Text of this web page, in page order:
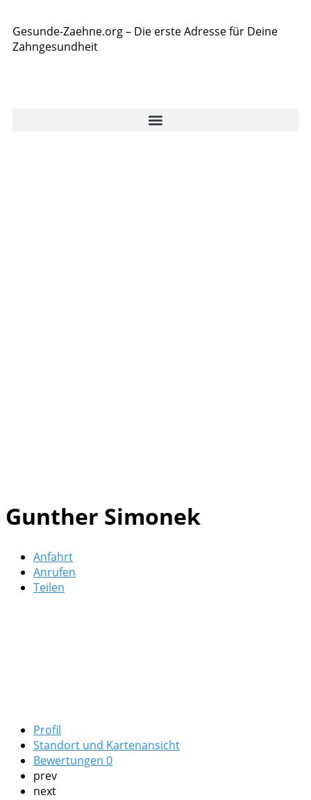
Gesunde-Zaehne.org – Die erste Adresse für Deine
Zahngesundheit
Gunther Simonek
Anfahrt
Anrufen
Teilen
Profil
Standort und Kartenansicht
Bewertungen 0
prev
next